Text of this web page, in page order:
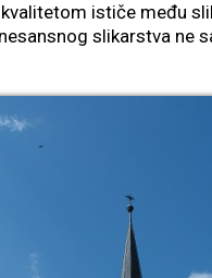
ističe među
slikarstva ne